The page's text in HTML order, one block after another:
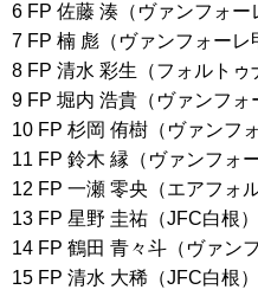
6 FP 佐藤 湊（ヴァンフォー
7 FP 楠 彪（ヴァンフォーレ
8 FP 清水 彩生（フォルトゥ
9 FP 堀内 浩貴（ヴァンフォ
10 FP 杉岡 侑樹（ヴァンフ
11 FP 鈴木 縁（ヴァンフォ
12 FP 一瀬 零央（エアフォ
13 FP 星野 圭祐（JFC白根）
14 FP 鶴田 青々斗（ヴァン
15 FP 清水 大稀（JFC白根）